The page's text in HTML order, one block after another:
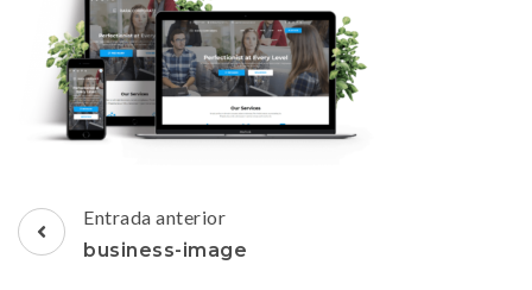
Navegación
de
Entrada anterior
business-image